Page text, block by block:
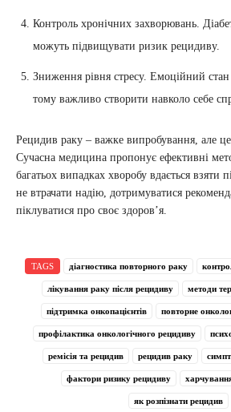
Контроль хронічних захворювань.
можуть підвищувати ризик рецидиву.
Зниження рівня стресу. Емоційний стан
тому важливо створити навколо себе
Рецидив раку – важке випробування, але це
Сучасна медицина пропонує ефективні
багатьох випадках хворобу вдається взяти
не втрачати надію, дотримуватися
піклуватися про своє здоров’я.
TAGS діагностика повторного раку
лікування раку після рецидиву методи
підтримка онкопацієнтів повторне
профілактика онкологічного рецидиву
ремісія та рецидив рецидив раку
фактори ризику рецидиву
як розпізнати рецидив